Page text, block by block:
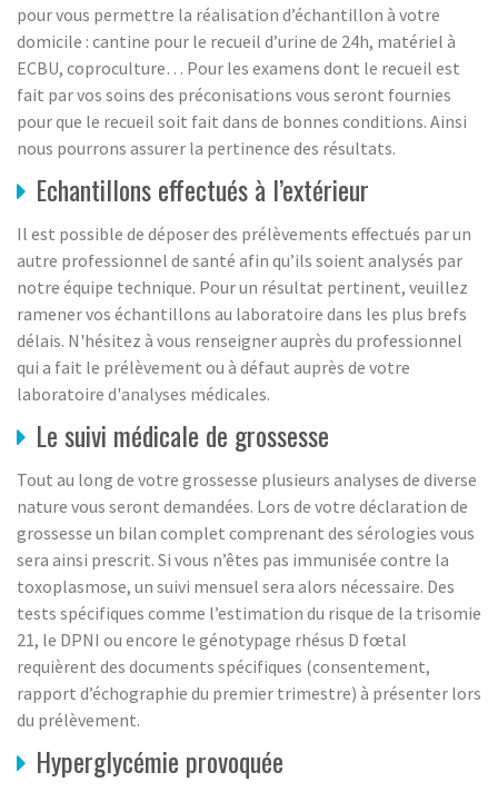
pour vous permettre la réalisation d’échantillon à votre
domicile : cantine pour le recueil d’urine de 24h, matériel à
ECBU, coproculture… Pour les examens dont le recueil est
fait par vos soins des préconisations vous seront fournies
pour que le recueil soit fait dans de bonnes conditions. Ainsi
nous pourrons assurer la pertinence des résultats.
Echantillons effectués à l’extérieur
Il est possible de déposer des prélèvements effectués par un
autre professionnel de santé afin qu’ils soient analysés par
notre équipe technique. Pour un résultat pertinent, veuillez
ramener vos échantillons au laboratoire dans les plus brefs
délais. N'hésitez à vous renseigner auprès du professionnel
qui a fait le prélèvement ou à défaut auprès de votre
laboratoire d'analyses médicales.
Le suivi médicale de grossesse
Tout au long de votre grossesse plusieurs analyses de diverse
nature vous seront demandées. Lors de votre déclaration de
grossesse un bilan complet comprenant des sérologies vous
sera ainsi prescrit. Si vous n’êtes pas immunisée contre la
toxoplasmose, un suivi mensuel sera alors nécessaire. Des
tests spécifiques comme l’estimation du risque de la trisomie
21, le DPNI ou encore le génotypage rhésus D fœtal
requièrent des documents spécifiques (consentement,
rapport d’échographie du premier trimestre) à présenter lors
du prélèvement.
Hyperglycémie provoquée